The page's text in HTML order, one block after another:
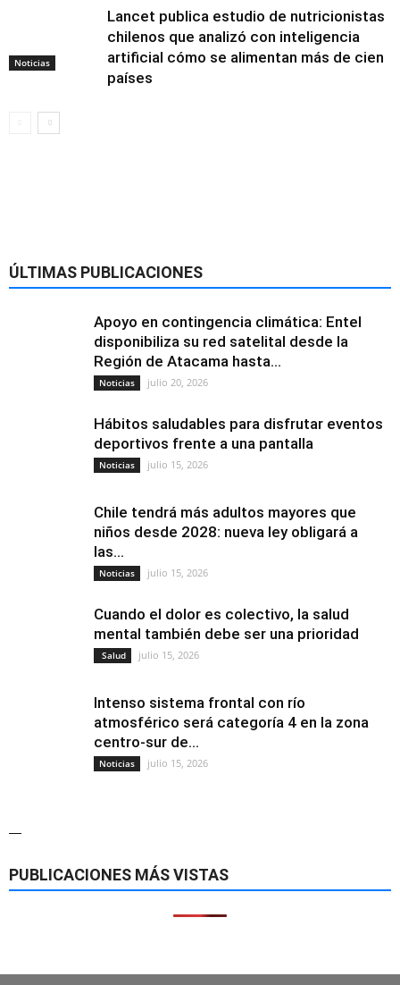
Noticias
Lancet publica estudio de nutricionistas
chilenos que analizó con inteligencia
artificial cómo se alimentan más de cien
países
ÚLTIMAS PUBLICACIONES
Apoyo en contingencia climática: Entel
disponibiliza su red satelital desde la
Región de Atacama hasta...
Noticias julio 20, 2026
Hábitos saludables para disfrutar eventos
deportivos frente a una pantalla
Noticias julio 15, 2026
Chile tendrá más adultos mayores que
niños desde 2028: nueva ley obligará a
las...
Noticias julio 15, 2026
Cuando el dolor es colectivo, la salud
mental también debe ser una prioridad
Salud julio 15, 2026
Intenso sistema frontal con río
atmosférico será categoría 4 en la zona
centro-sur de...
Noticias julio 15, 2026
—
PUBLICACIONES MÁS VISTAS